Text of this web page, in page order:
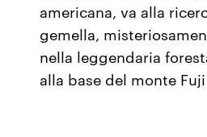
americana, va alla
gemella,
nella leggendaria
alla base del monte